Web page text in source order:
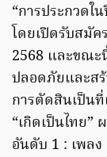
“การประกวดใ
โดยเปิดรับสมั
2568 และขณ
ปลอดภัยและส
การตัดสินเป็นที่
“เกิดเป็นไทย”
อันดับ 1 : เพล